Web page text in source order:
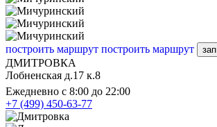
построить маршрут построить маршрут
ДМИТРОВКА
Лобненская д.17 к.8
Ежедневно с 8:00 до 22:00
+7 (499) 450-63-77